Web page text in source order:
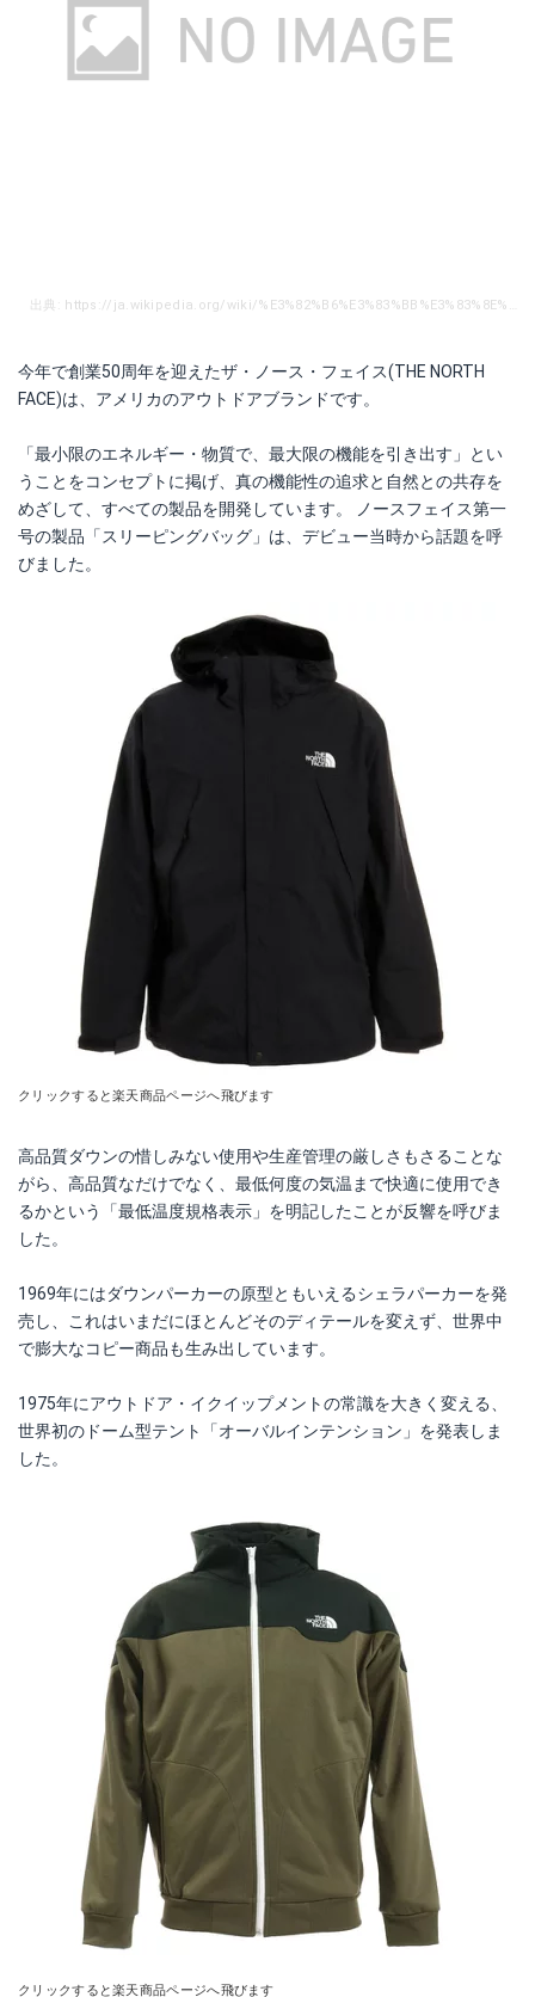
今年で創業50周年を迎えたザ・ノース・フェイス(THE NORTH
FACE)は、アメリカのアウトドアブランドです。
「最小限のエネルギー・物質で、最大限の機能を引き出す」とい
うことをコンセプトに掲げ、真の機能性の追求と自然との共存を
めざして、すべての製品を開発しています。 ノースフェイス第一
号の製品「スリーピングバッグ」は、デビュー当時から話題を呼
びました。
クリックすると楽天商品ページへ飛びます
高品質ダウンの惜しみない使用や生産管理の厳しさもさることな
がら、高品質なだけでなく、最低何度の気温まで快適に使用でき
るかという「最低温度規格表示」を明記したことが反響を呼びま
した。
1969年にはダウンパーカーの原型ともいえるシェラパーカーを発
売し、これはいまだにほとんどそのディテールを変えず、世界中
で膨大なコピー商品も生み出しています。
1975年にアウトドア・イクイップメントの常識を大きく変える、
世界初のドーム型テント「オーバルインテンション」を発表しま
した。
クリックすると楽天商品ページへ飛びます